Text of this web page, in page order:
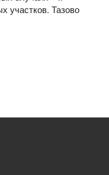
участков. Тазово